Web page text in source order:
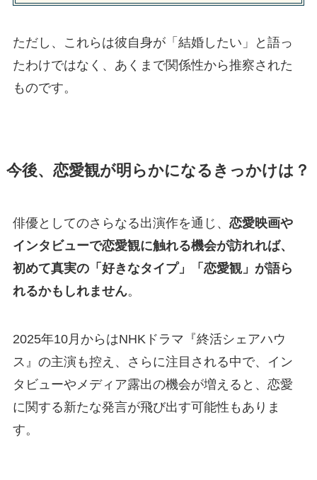
ただし、これらは彼自身が「結婚したい」と語っ
たわけではなく、あくまで関係性から推察された
ものです。
今後、恋愛観が明らかになるきっかけは？
俳優としてのさらなる出演作を通じ、 恋愛映画や
インタビューで恋愛観に触れる機会が訪れれば、
初めて真実の「好きなタイプ」「恋愛観」が語ら
れるかもしれません。
2025年10月からはNHKドラマ『終活シェアハウ
ス』の主演も控え、さらに注目される中で、イン
タビューやメディア露出の機会が増えると、恋愛
に関する新たな発言が飛び出す可能性もありま
す。